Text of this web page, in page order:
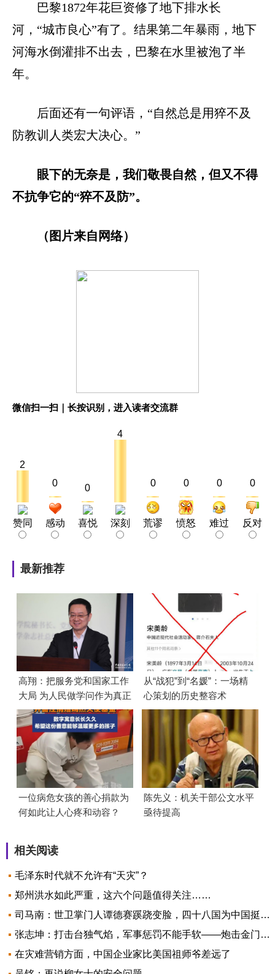
巴黎1872年花巨资修了地下排水长
河，“城市良心”有了。结果第二年暴雨，地下
河海水倒灌排不出去，巴黎在水里被泡了半
年。
后面还有一句评语，“自然总是用猝不及
防教训人类宏大决心。”
眼下的无奈是，我们敬畏自然，但又不得
不抗争它的“猝不及防”。
（图片来自网络）
微信扫一扫｜长按识别，进入读者交流群
2
赞同
0
感动
0
喜悦
4
深刻
0
荒谬
0
愤怒
0
难过
0
反对
最新推荐
高翔：把服务党和国家工作
大局 为人民做学问作为真正
的政绩
从“战犯”到“名媛”：一场精
心策划的历史整容术
一位病危女孩的善心捐款为
何如此让人心疼和动容？
陈先义：机关干部公文水平
亟待提高
相关阅读
毛泽东时代就不允许有“天灾”？
郑州洪水如此严重，这六个问题值得关注……
司马南：世卫掌门人谭德赛蹊跷变脸，四十八国为中国挺身而出
张志坤：打击台独气焰，军事惩罚不能手软——炮击金门的历史启示
在灾难营销方面，中国企业家比美国祖师爷差远了